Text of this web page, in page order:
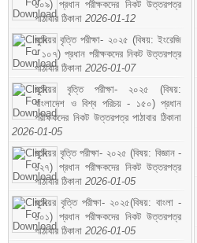
১০৯) প্রধান পরীক্ষকদের নিকট উত্তরপত্র
পাঠাবার ঠিকানা 2026-01-12
জুনিয়র বৃত্তি পরীক্ষা- ২০২৫ (বিষয়: ইংরেজি
- ১০৭) প্রধান পরীক্ষকদের নিকট উত্তরপত্র
পাঠাবার ঠিকানা 2026-01-07
জুনিয়র বৃত্তি পরীক্ষা- ২০২৫ (বিষয়:
বাংলাদেশ ও বিশ্ব পরিচয় - ১৫০) প্রধান
পরীক্ষকদের নিকট উত্তরপত্র পাঠাবার ঠিকানা
2026-01-05
জুনিয়র বৃত্তি পরীক্ষা- ২০২৫ (বিষয়: বিজ্ঞান -
১২৭) প্রধান পরীক্ষকদের নিকট উত্তরপত্র
পাঠাবার ঠিকানা 2026-01-05
জুনিয়র বৃত্তি পরীক্ষা- ২০২৫(বিষয়: বাংলা -
১০১) প্রধান পরীক্ষকদের নিকট উত্তরপত্র
পাঠাবার ঠিকানা 2026-01-05